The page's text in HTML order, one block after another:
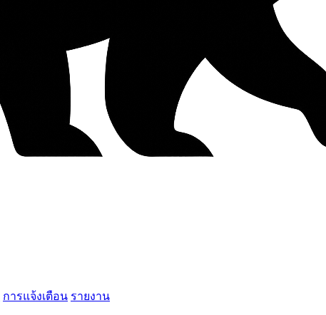
การแจ้งเตือน รายงาน